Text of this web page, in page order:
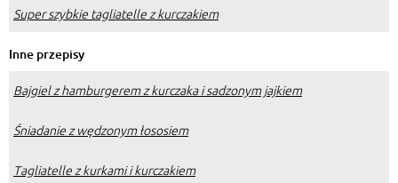
Super szybkie tagliatelle z kurczakiem
Inne przepisy
Bajgiel z hamburgerem z kurczaka i sadzonym jajkiem
Śniadanie z wędzonym łososiem
Tagliatelle z kurkami i kurczakiem